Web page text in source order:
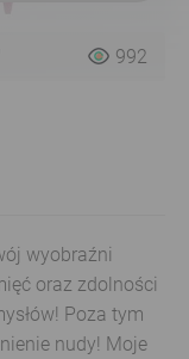
992
wyobraźni
oraz zdolności
Poza tym
nudy! Moje